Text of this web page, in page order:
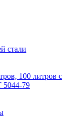
стали
100 литров с
79